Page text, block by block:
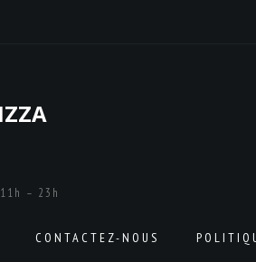
11h – 23h
CONTACTEZ-NOUS